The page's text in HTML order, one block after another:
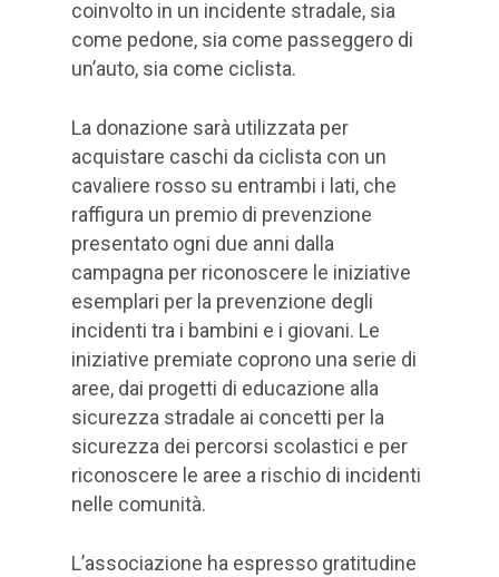
coinvolto in un incidente stradale, sia
come pedone, sia come passeggero di
un’auto, sia come ciclista.
La donazione sarà utilizzata per
acquistare caschi da ciclista con un
cavaliere rosso su entrambi i lati, che
raffigura un premio di prevenzione
presentato ogni due anni dalla
campagna per riconoscere le iniziative
esemplari per la prevenzione degli
incidenti tra i bambini e i giovani. Le
iniziative premiate coprono una serie di
aree, dai progetti di educazione alla
sicurezza stradale ai concetti per la
sicurezza dei percorsi scolastici e per
riconoscere le aree a rischio di incidenti
nelle comunità.
L’associazione ha espresso gratitudine